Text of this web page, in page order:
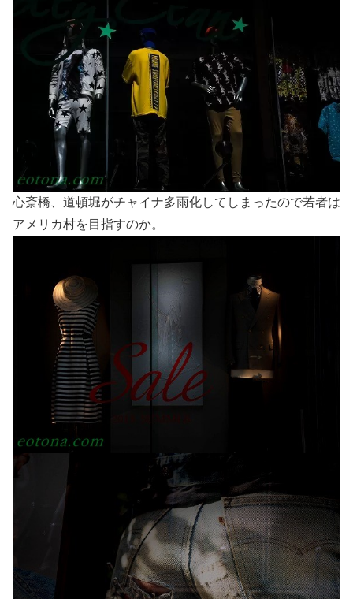
心斎橋、道頓堀がチャイナ多雨化してしまったので若者は
アメリカ村を目指すのか。